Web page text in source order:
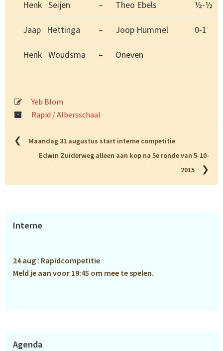
Henk Seijen – Theo Ebels ½-½
Jaap Hettinga – Joop Hummel 0-1
Henk Woudsma – Oneven
Yeb Blom
Rapid / Albersschaal
❮
Maandag 31 augustus start interne competitie
Edwin Zuiderweg alleen aan kop na 5e ronde van 5-10-
2015
❯
Primaire
Interne
24 aug : Rapidcompetitie
Meld je aan voor 19:45 om mee te spelen.
Agenda